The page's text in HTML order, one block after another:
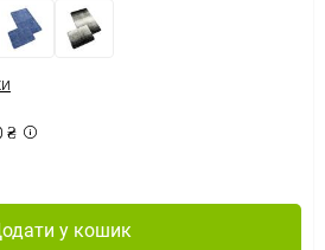
₴
у кошик